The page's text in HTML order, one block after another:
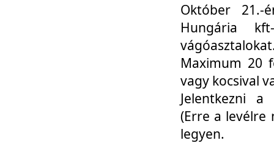
Október 21.-
Hungária
Maximum 20
vagy kocsival
Jelentkezni a
(Erre a levélre
legyen.